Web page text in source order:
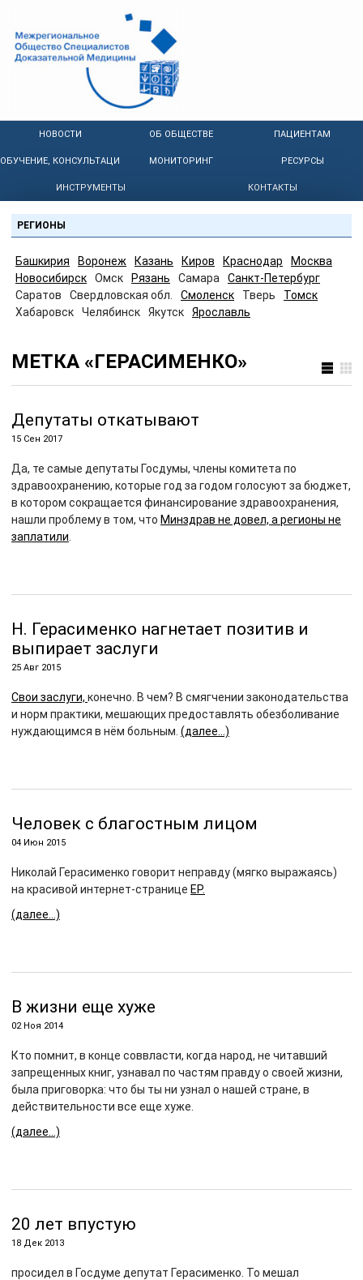
НОВОСТИ ОБ ОБЩЕСТВЕ ПАЦИЕНТАМ
ОБУЧЕНИЕ, КОНСУЛЬТАЦИИ МОНИТОРИНГ РЕСУРСЫ
ИНСТРУМЕНТЫ КОНТАКТЫ
РЕГИОНЫ
Башкирия Воронеж Казань Киров Краснодар
Москва
Новосибирск
Омск Рязань Самара
Санкт-Петербург
Саратов
Свердловская обл. Смоленск Тверь
Томск
Хабаровск
Челябинск Якутск Ярославль
МЕТКА «ГЕРАСИМЕНКО»
Депутаты откатывают
15 Сен 2017
Да, те самые депутаты Госдумы, члены комитета по
здравоохранению, которые год за годом голосуют за бюджет,
в котором сокращается финансирование здравоохранения,
нашли проблему в том, что Минздрав не довел, а регионы не
заплатили
Н. Герасименко нагнетает позитив и
выпирает заслуги
25 Авг 2015
Свои заслуги, конечно. В чем? В смягчении законодательства
и норм практики, мешающих предоставлять обезболивание
нуждающимся в нём больным. (далее…)
Человек с благостным лицом
04 Июн 2015
Николай Герасименко говорит неправду (мягко выражаясь)
на красивой интернет-странице ЕР.
(далее…)
В жизни еще хуже
02 Ноя 2014
Кто помнит, в конце соввласти, когда народ, не читавший
запрещенных книг, узнавал по частям правду о своей жизни,
была приговорка: что бы ты ни узнал о нашей стране, в
действительности все еще хуже.
(далее…)
20 лет впустую
18 Дек 2013
просидел в Госдуме депутат Герасименко. То мешал